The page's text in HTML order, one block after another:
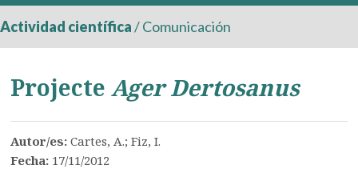
Actividad científica/Comunicación
ProjecteAger Dertosanus
Autor/es:Cartes, A.; Fiz, I.
Fecha: 17/11/2012